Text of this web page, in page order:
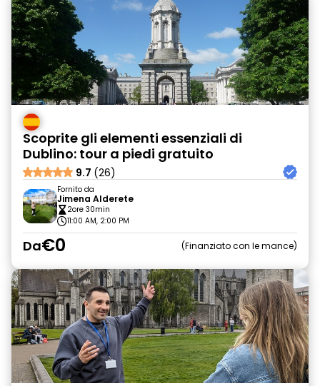
Scoprite gli elementi essenziali di
Dublino: tour a piedi gratuito
9.7 (26)
Fornito da
Jimena Alderete
2ore 30min
11:00 AM, 2:00 PM
Da€0 Finanziato con le mance